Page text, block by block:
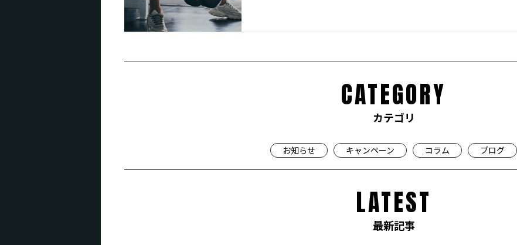
CATEGORY
カテゴリ
お知らせ キャンペーン コラム ブログ
LATEST
最新記事